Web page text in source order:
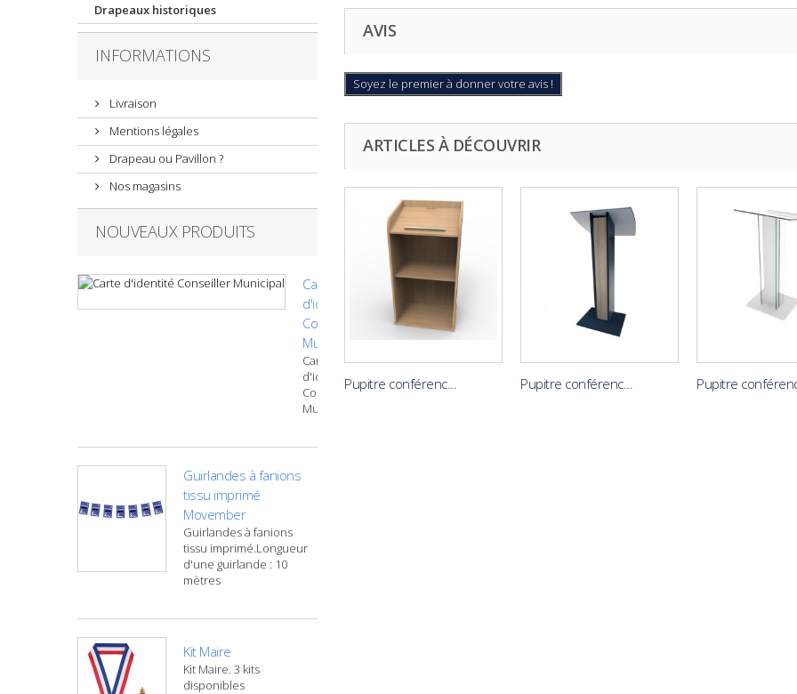
Drapeaux historiques
INFORMATIONS
Livraison
Mentions légales
Drapeau ou Pavillon ?
Nos magasins
NOUVEAUX PRODUITS
Carte
d'identité
Conseiller
Municipal
Carte
d'identité
Conseiller
Municipal
Guirlandes à fanions
tissu imprimé
Movember
Guirlandes à fanions
tissu imprimé.Longueur
d'une guirlande : 10
mètres
Kit Maire
Kit Maire. 3 kits
disponibles
AVIS
Soyez le premier à donner votre avis !
ARTICLES À DÉCOUVRIR
Pupitre conférenc... Pupitre conférenc... Pupitre